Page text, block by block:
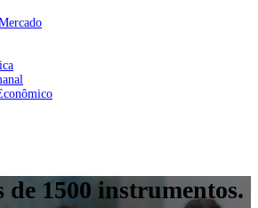
de 1500 instrumentos.